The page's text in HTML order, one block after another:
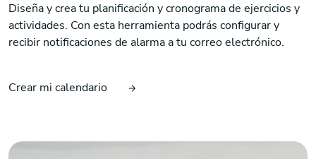
Diseña y crea tu planificación y cronograma de ejercicios y
actividades. Con esta herramienta podrás configurar y
recibir notificaciones de alarma a tu correo electrónico.
Crear mi calendario